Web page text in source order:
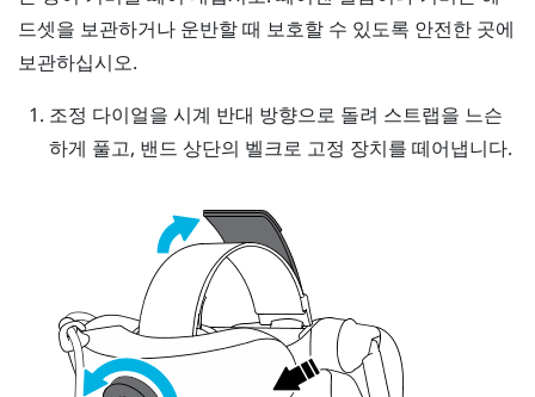
드셋을 보관하거나 운반할 때 보호할 수 있도록 안전한 곳에
보관하십시오.
조정 다이얼을 시계 반대 방향으로 돌려 스트랩을 느슨
하게 풀고, 밴드 상단의 벨크로 고정 장치를 떼어냅니다.